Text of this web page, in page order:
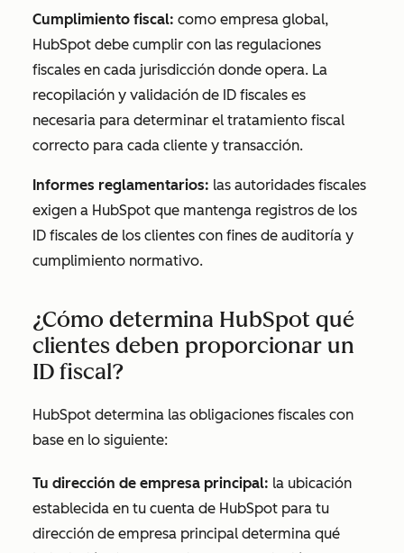
Cumplimiento fiscal: como empresa global,
HubSpot debe cumplir con las regulaciones
fiscales en cada jurisdicción donde opera. La
recopilación y validación de ID fiscales es
necesaria para determinar el tratamiento fiscal
correcto para cada cliente y transacción.
Informes reglamentarios: las autoridades fiscales
exigen a HubSpot que mantenga registros de los
ID fiscales de los clientes con fines de auditoría y
cumplimiento normativo.
¿Cómo determina HubSpot qué
clientes deben proporcionar un
ID fiscal?
HubSpot determina las obligaciones fiscales con
base en lo siguiente:
Tu dirección de empresa principal: la ubicación
establecida en tu cuenta de HubSpot para tu
dirección de empresa principal determina qué